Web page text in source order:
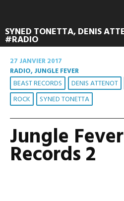
SYNED TONETTA, DENIS
#RADIO
27 JANVIER 2017
RADIO, JUNGLE FEVER
BEAST RECORDS DENIS ATTENOT
ROCK
SYNED TONETTA
Jungle
Records 2